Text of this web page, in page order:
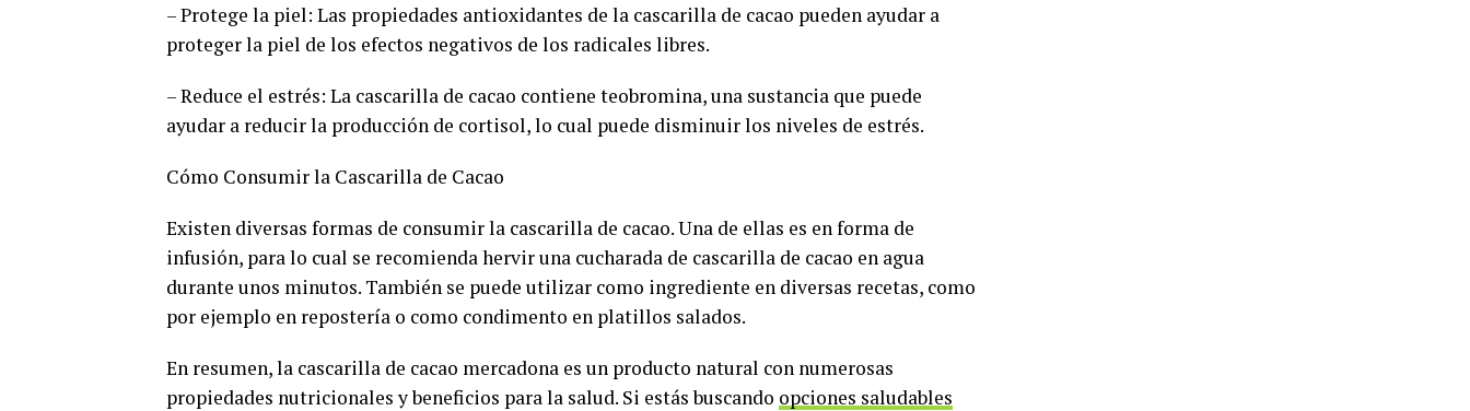
– Protege la piel: Las propiedades antioxidantes de la cascarilla de cacao pueden ayudar a
proteger la piel de los efectos negativos de los radicales libres.
– Reduce el estrés: La cascarilla de cacao contiene teobromina, una sustancia que puede
ayudar a reducir la producción de cortisol, lo cual puede disminuir los niveles de estrés.
Cómo Consumir la Cascarilla de Cacao
Existen diversas formas de consumir la cascarilla de cacao. Una de ellas es en forma de
infusión, para lo cual se recomienda hervir una cucharada de cascarilla de cacao en agua
durante unos minutos. También se puede utilizar como ingrediente en diversas recetas, como
por ejemplo en repostería o como condimento en platillos salados.
En resumen, la cascarilla de cacao mercadona es un producto natural con numerosas
propiedades nutricionales y beneficios para la salud. Si estás buscando opciones saludables